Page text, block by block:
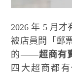
2026 年 5 月才
被店員問「郵
的——超商有
四大超商都